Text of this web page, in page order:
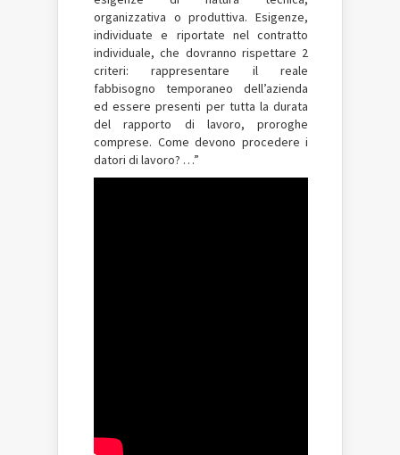
organizzativa o produttiva. Esigenze,
individuate e riportate nel contratto
individuale, che dovranno rispettare 2
criteri: rappresentare il reale
fabbisogno temporaneo dell’azienda
ed essere presenti per tutta la durata
del rapporto di lavoro, proroghe
comprese. Come devono procedere i
datori di lavoro? …”